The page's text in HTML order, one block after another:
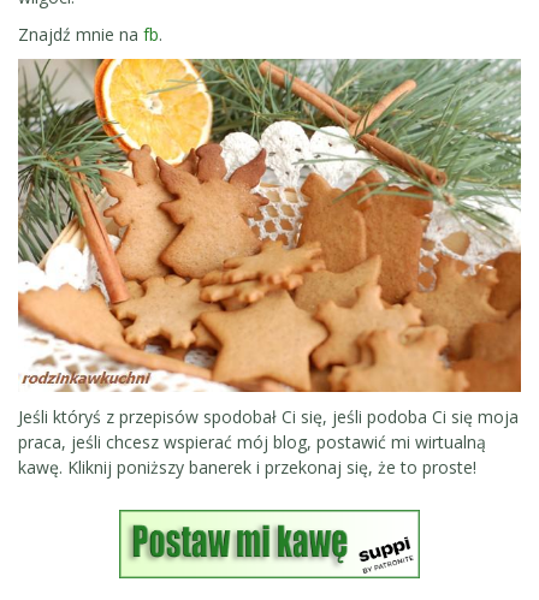
Znajdź mnie na fb.
Jeśli któryś z przepisów spodobał Ci się, jeśli podoba Ci się moja
praca, jeśli chcesz wspierać mój blog, postawić mi wirtualną
kawę. Kliknij poniższy banerek i przekonaj się, że to proste!